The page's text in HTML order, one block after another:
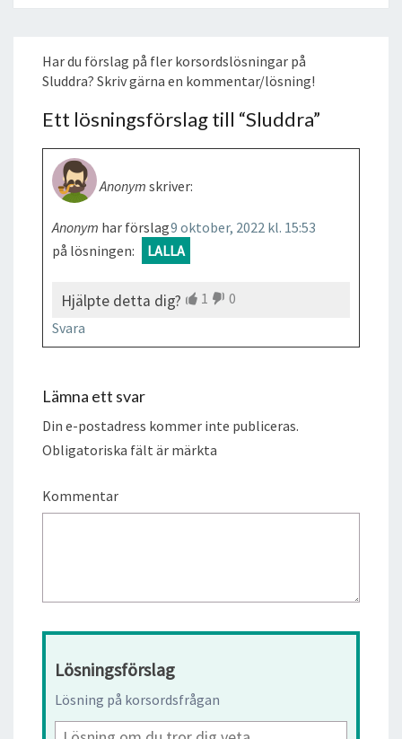
Har du förslag på fler korsordslösningar på
Sluddra? Skriv gärna en kommentar/lösning!
Ett lösningsförslag till “Sluddra”
Anonym skriver:
9 oktober, 2022 kl. 15:53
Anonym har förslag
på lösningen:
LALLA
Hjälpte detta dig? 1
0
Svara
Lämna ett svar
Din e-postadress kommer inte publiceras.
Obligatoriska fält är märkta
Kommentar
Lösningsförslag
Lösning på korsordsfrågan